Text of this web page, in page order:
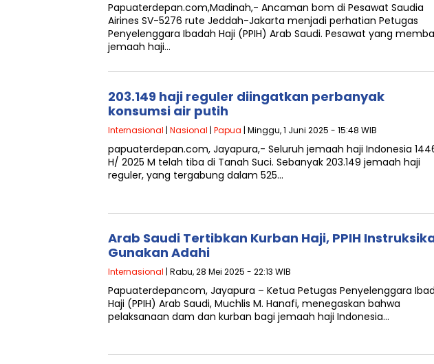
Papuaterdepan.com,Madinah,- Ancaman bom di Pesawat Saudia
Airines SV-5276 rute Jeddah-Jakarta menjadi perhatian Petugas
Penyelenggara Ibadah Haji (PPIH) Arab Saudi. Pesawat yang
jemaah haji…
203.149 haji reguler diingatkan perbanyak
konsumsi air putih
Internasional | Nasional | Papua | Minggu, 1 Juni 2025 - 15:48 WIB
papuaterdepan.com, Jayapura,- Seluruh jemaah haji Indonesia
H/ 2025 M telah tiba di Tanah Suci. Sebanyak 203.149 jemaah haji
reguler, yang tergabung dalam 525…
Arab Saudi Tertibkan Kurban Haji, PPIH
Gunakan Adahi
Internasional | Rabu, 28 Mei 2025 - 22:13 WIB
Papuaterdepancom, Jayapura – Ketua Petugas Penyelenggara
Haji (PPIH) Arab Saudi, Muchlis M. Hanafi, menegaskan bahwa
pelaksanaan dam dan kurban bagi jemaah haji Indonesia…